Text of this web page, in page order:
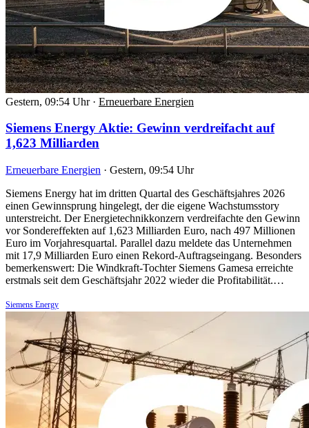
Gestern, 09:54 Uhr · Erneuerbare Energien
Siemens Energy Aktie: Gewinn verdreifacht auf
1,623 Milliarden
Erneuerbare Energien · Gestern, 09:54 Uhr
Siemens Energy hat im dritten Quartal des Geschäftsjahres 2026
einen Gewinnsprung hingelegt, der die eigene Wachstumsstory
unterstreicht. Der Energietechnikkonzern verdreifachte den Gewinn
vor Sondereffekten auf 1,623 Milliarden Euro, nach 497 Millionen
Euro im Vorjahresquartal. Parallel dazu meldete das Unternehmen
mit 17,9 Milliarden Euro einen Rekord-Auftragseingang. Besonders
bemerkenswert: Die Windkraft-Tochter Siemens Gamesa erreichte
erstmals seit dem Geschäftsjahr 2022 wieder die Profitabilität.…
Siemens Energy